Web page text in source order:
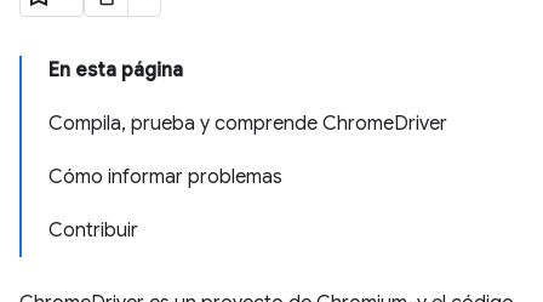
En esta página
Compila, prueba y comprende ChromeDriver
Cómo informar problemas
Contribuir